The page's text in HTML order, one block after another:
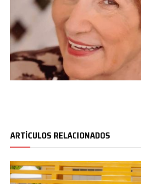
ARTÍCULOS RELACIONADOS